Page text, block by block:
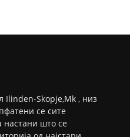
Ilinden-Skopje,Mk , низ
се сите
настани што се